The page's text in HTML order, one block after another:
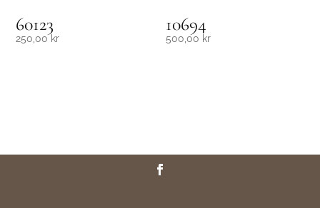
60123
250,00 kr
10694
500,00 kr